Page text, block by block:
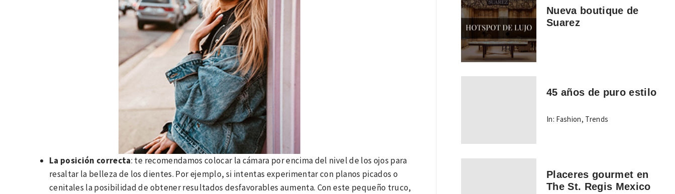
La posición correcta: te recomendamos colocar la cámara por encima del nivel de los ojos para
resaltar la belleza de los dientes. Por ejemplo, si intentas experimentar con planos picados o
cenitales la posibilidad de obtener resultados desfavorables aumenta. Con este pequeño truco,
Nueva boutique de
Suarez
45 años de puro estilo
In: Fashion, Trends
Placeres gourmet en
The St. Regis Mexico